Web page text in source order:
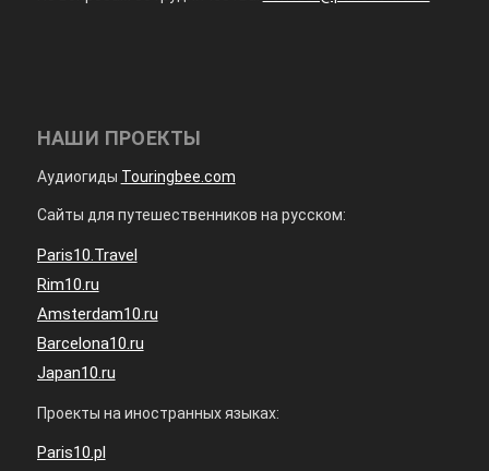
НАШИ ПРОЕКТЫ
Аудиогиды Touringbee.com
Сайты для путешественников на русском:
Paris10.Travel
Rim10.ru
Amsterdam10.ru
Barcelona10.ru
Japan10.ru
Проекты на иностранных языках:
Paris10.pl